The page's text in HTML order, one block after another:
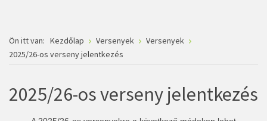
Ön itt van: Kezdőlap Versenyek
Versenyek
2025/26-os verseny jelentkezés
2025/26-os verseny jelentkezés